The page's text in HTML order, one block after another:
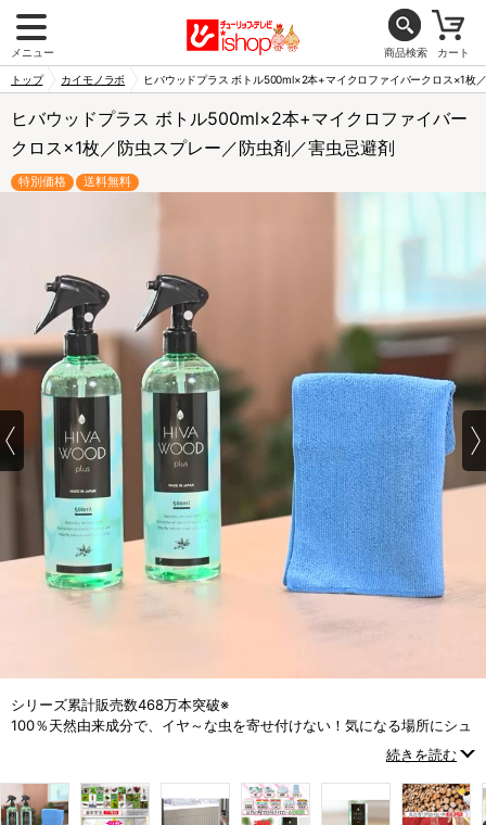
メニュー 商品検索 カート
トップ カイモノラボ ヒバウッドプラス ボトル500ml×2本+マイクロファイバークロス×1枚
ヒバウッドプラス ボトル500ml×2本+マイクロファイバー
クロス×1枚／防虫スプレー／防虫剤／害虫忌避剤
特別価格 送料無料
シリーズ累計販売数468万本突破※
100％天然由来成分で、イヤ～な虫を寄せ付けない！気になる場所にシュ
続きを読む